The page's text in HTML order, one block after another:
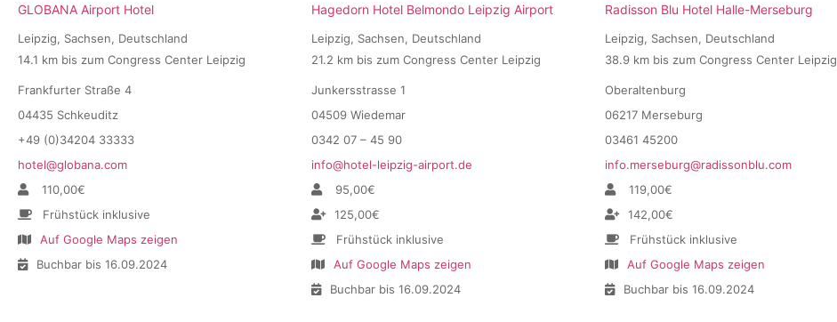
GLOBANA Airport Hotel
Leipzig, Sachsen, Deutschland
14.1 km bis zum Congress Center Leipzig
Frankfurter Straße 4
04435 Schkeuditz
+49 (0)34204 33333
hotel@globana.com
110,00€
Frühstück inklusive
Auf Google Maps zeigen
Buchbar bis 16.09.2024
Hagedorn Hotel Belmondo Leipzig Airport
Leipzig, Sachsen, Deutschland
21.2 km bis zum Congress Center Leipzig
Junkersstrasse 1
04509 Wiedemar
0342 07 – 45 90
info@hotel-leipzig-airport.de
95,00€
125,00€
Frühstück inklusive
Auf Google Maps zeigen
Buchbar bis 16.09.2024
Radisson Blu Hotel Halle-Merseburg
Leipzig, Sachsen, Deutschland
38.9 km bis zum Congress Center Leipzig
Oberaltenburg
06217 Merseburg
03461 45200
info.merseburg@radissonblu.com
119,00€
142,00€
Frühstück inklusive
Auf Google Maps zeigen
Buchbar bis 16.09.2024